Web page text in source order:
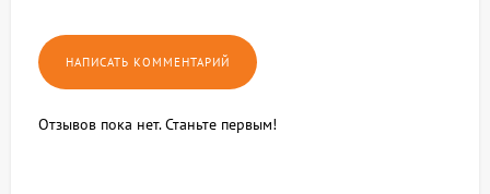
Отзывов пока нет. Станьте первым!